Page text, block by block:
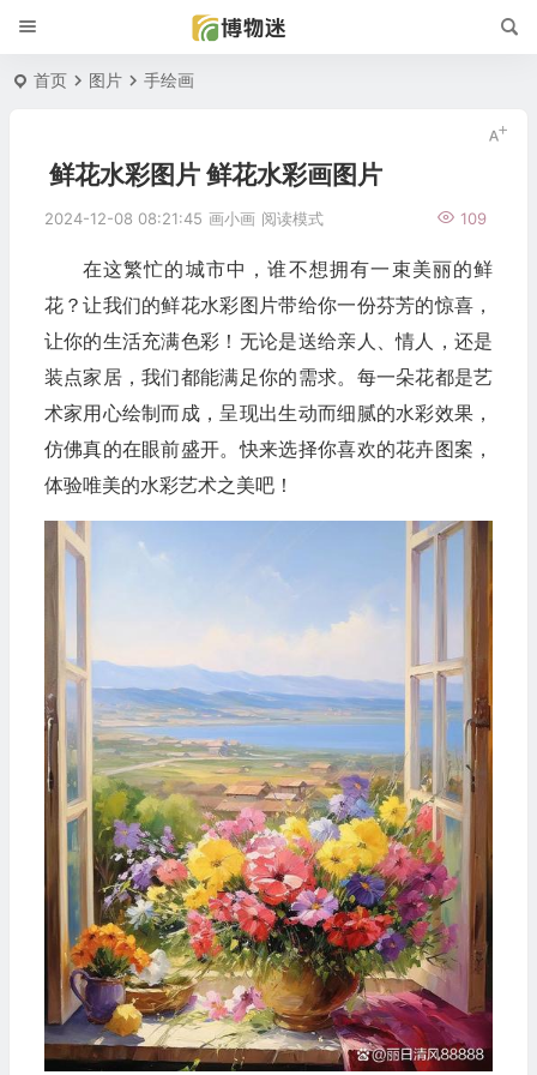
首页 图片 手绘画
鲜花水彩图片 鲜花水彩画图片
2024-12-08 08:21:45 画小画 109
阅读模式
在这繁忙的城市中，谁不想拥有一束美丽的鲜
花？让我们的鲜花水彩图片带给你一份芬芳的惊喜，
让你的生活充满色彩！无论是送给亲人、情人，还是
装点家居，我们都能满足你的需求。每一朵花都是艺
术家用心绘制而成，呈现出生动而细腻的水彩效果，
仿佛真的在眼前盛开。快来选择你喜欢的花卉图案，
体验唯美的水彩艺术之美吧！